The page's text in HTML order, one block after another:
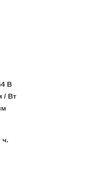
В
/ Вт
ч.